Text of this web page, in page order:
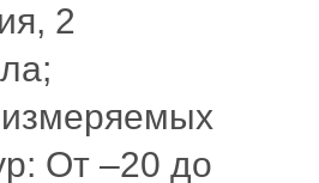
2
От –20 до